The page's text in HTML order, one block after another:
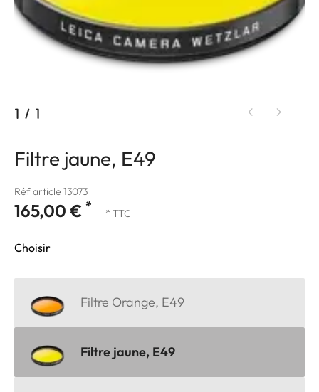
1 / 1
Filtre jaune, E49
Réf article 13073
165,00 € * * TTC
Choisir
Filtre Orange, E49
Filtre jaune, E49